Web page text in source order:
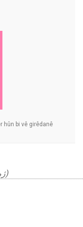
(ژمارەكان)
hûn bi vê girêdanê